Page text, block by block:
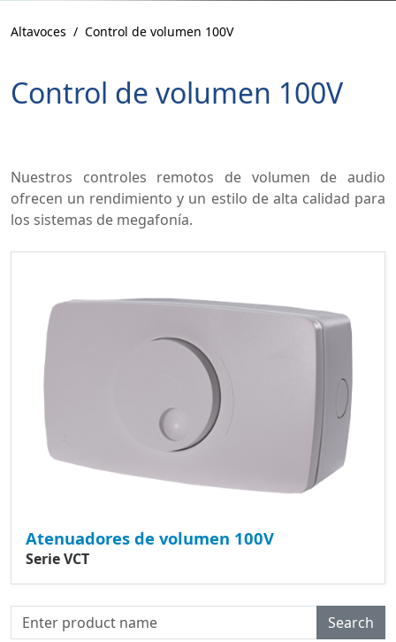
Altavoces Control de volumen 100V
Control de volumen 100V
Nuestros controles remotos de volumen de audio
ofrecen un rendimiento y un estilo de alta calidad para
los sistemas de megafonía.
Atenuadores de volumen 100V
Serie VCT
Search